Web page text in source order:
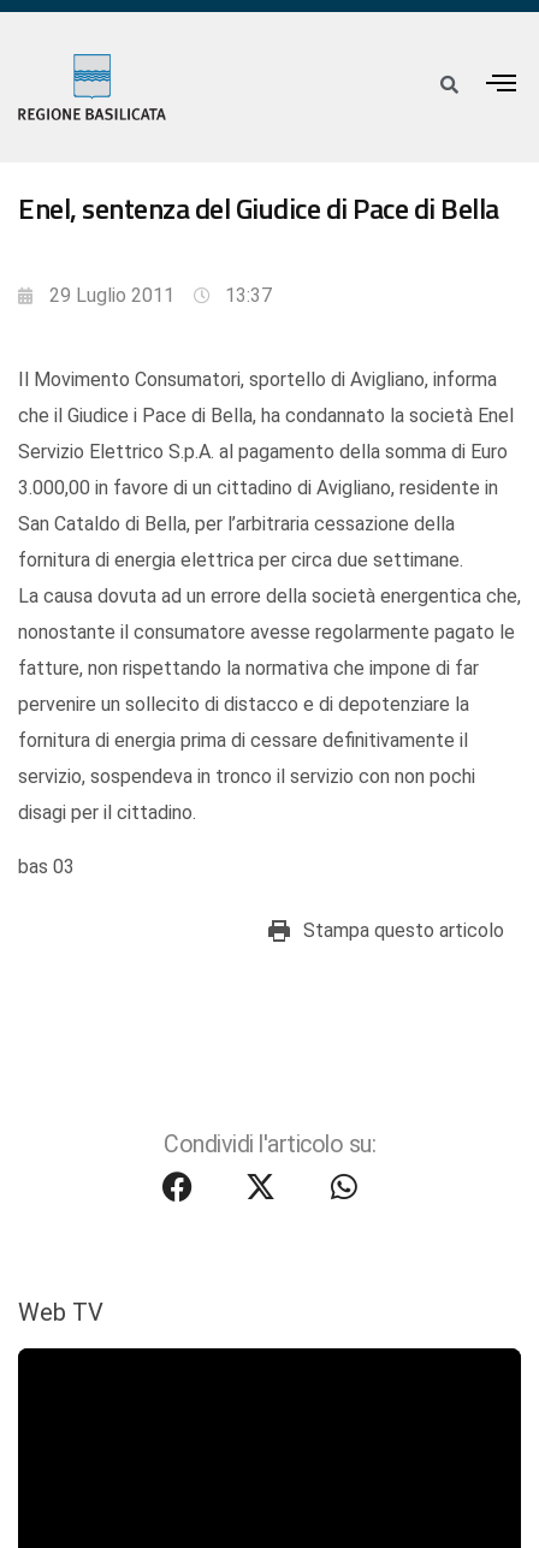
Enel, sentenza del Giudice di Pace di Bella
29 Luglio 2011 13:37
Il Movimento Consumatori, sportello di Avigliano, informa
che il Giudice i Pace di Bella, ha condannato la società Enel
Servizio Elettrico S.p.A. al pagamento della somma di Euro
3.000,00 in favore di un cittadino di Avigliano, residente in
San Cataldo di Bella, per l’arbitraria cessazione della
fornitura di energia elettrica per circa due settimane.
La causa dovuta ad un errore della società energentica che,
nonostante il consumatore avesse regolarmente pagato le
fatture, non rispettando la normativa che impone di far
pervenire un sollecito di distacco e di depotenziare la
fornitura di energia prima di cessare definitivamente il
servizio, sospendeva in tronco il servizio con non pochi
disagi per il cittadino.
bas 03
Stampa questo articolo
Condividi l'articolo su:
Web TV